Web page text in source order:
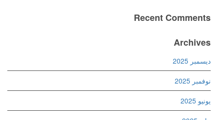
Recent Comments
Archives
ديسمبر 2025
نوفمبر 2025
يونيو 2025